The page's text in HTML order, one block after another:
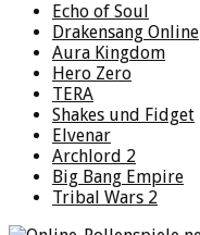
Echo of Soul
Drakensang Online
Aura Kingdom
Hero Zero
TERA
Shakes und Fidget
Elvenar
Archlord 2
Big Bang Empire
Tribal Wars 2